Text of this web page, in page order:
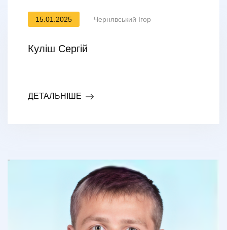
15.01.2025 Чернявський Ігор
Куліш Сергій
ДЕТАЛЬНІШЕ